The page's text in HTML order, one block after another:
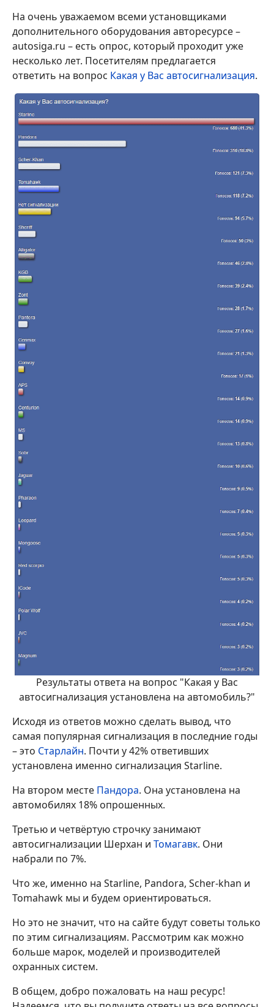
На очень уважаемом всеми установщиками
дополнительного оборудования авторесурсе –
autosiga.ru – есть опрос, который проходит уже
несколько лет. Посетителям предлагается
ответить на вопрос Какая у Вас автосигнализация.
Результаты ответа на вопрос "Какая у Вас
автосигнализация установлена на автомобиль?"
Исходя из ответов можно сделать вывод, что
самая популярная сигнализация в последние годы
– это Старлайн. Почти у 42% ответивших
установлена именно сигнализация Starline.
На втором месте Пандора. Она установлена на
автомобилях 18% опрошенных.
Третью и четвёртую строчку занимают
автосигнализации Шерхан и Томагавк. Они
набрали по 7%.
Что же, именно на Starline, Pandora, Scher-khan и
Tomahawk мы и будем ориентироваться.
Но это не значит, что на сайте будут советы только
по этим сигнализациям. Рассмотрим как можно
больше марок, моделей и производителей
охранных систем.
В общем, добро пожаловать на наш ресурс!